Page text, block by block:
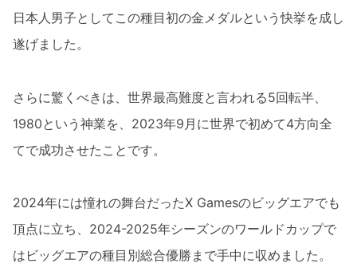
日本人男子としてこの種目初の金メダルという快挙を成し
遂げました。
さらに驚くべきは、世界最高難度と言われる5回転半、
1980という神業を、2023年9月に世界で初めて4方向全
てで成功させたことです。
2024年には憧れの舞台だったX Gamesのビッグエアでも
頂点に立ち、2024-2025年シーズンのワールドカップで
はビッグエアの種目別総合優勝まで手中に収めました。